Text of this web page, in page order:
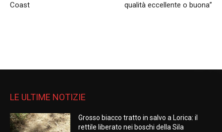
Coast
qualità eccellente o buona”
LE ULTIME NOTIZIE
Grosso biacco tratto in salvo a Lorica: il
rettile liberato nei boschi della Sila